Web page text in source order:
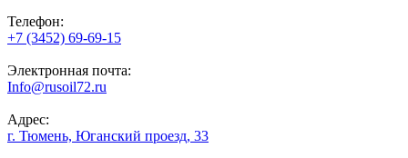
Телефон:
+7 (3452) 69-69-15
Электронная почта:
Info@rusoil72.ru
Адрес:
г. Тюмень, Юганский проезд, 33